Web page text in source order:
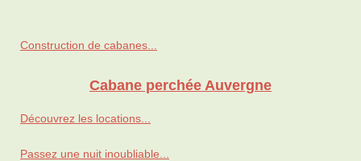
Construction de cabanes...
Cabane perchée Auvergne
Découvrez les locations...
Passez une nuit inoubliable...